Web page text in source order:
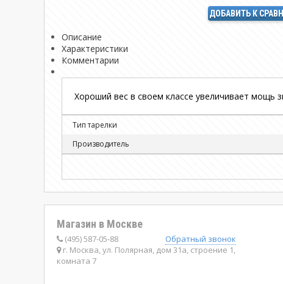
ДОБАВИТЬ К
Описание
Характеристики
Комментарии
Хороший вес в своем классе увеличивает мощь
Тип тарелки
Производитель
Магазин в Москве
(495) 587-05-88
Обратный звонок
г. Москва, ул. Полярная, дом 31а, строение 1,
комната 7